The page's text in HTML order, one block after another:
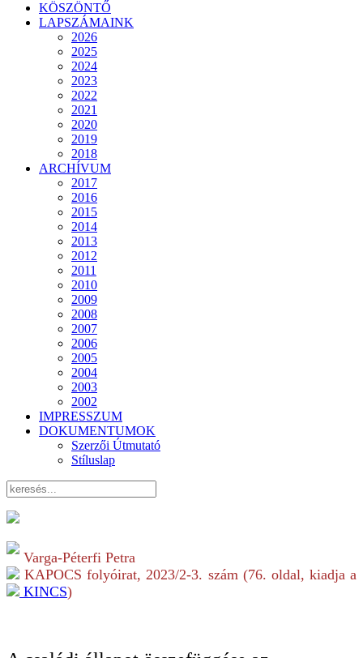
KÖSZÖNTŐ
LAPSZÁMAINK
2026
2025
2024
2023
2022
2021
2020
2019
2018
ARCHÍVUM
2017
2016
2015
2014
2013
2012
2011
2010
2009
2008
2007
2006
2005
2004
2003
2002
IMPRESSZUM
DOKUMENTUMOK
Szerzői Útmutató
Stíluslap
Varga-Péterfi Petra
KAPOCS folyóirat,2023/2-3. szám (76. oldal, kiadja a
KINCS)